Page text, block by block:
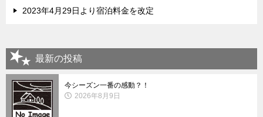
2023年4月29日より宿泊料金を改定
最新の投稿
今シーズン一番の感動？！
2026年8月9日